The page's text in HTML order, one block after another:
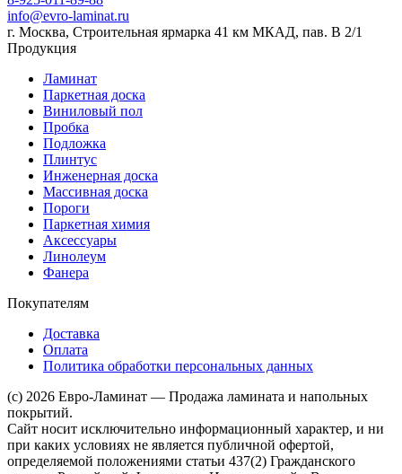
info@evro-laminat.ru
г. Москва, Строительная ярмарка 41 км МКАД, пав. В 2/1
Продукция
Ламинат
Паркетная доска
Виниловый пол
Пробка
Подложка
Плинтус
Инженерная доска
Массивная доска
Пороги
Паркетная химия
Аксессуары
Линолеум
Фанера
Покупателям
Доставка
Оплата
Политика обработки персональных данных
(c) 2026 Евро-Ламинат — Продажа ламината и напольных
покрытий.
Сайт носит исключительно информационный характер, и ни
при каких условиях не является публичной офертой,
определяемой положениями статьи 437(2) Гражданского